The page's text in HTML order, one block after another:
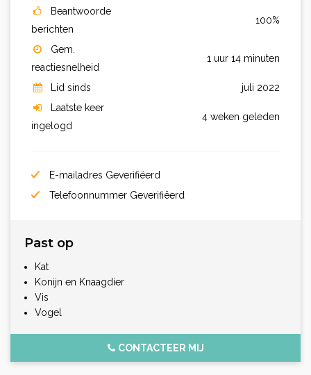
Beantwoorde
berichten
100%
Gem.
reactiesnelheid
1 uur 14 minuten
Lid sinds
juli 2022
Laatste keer
ingelogd
4 weken geleden
E-mailadres Geverifiëerd
Telefoonnummer Geverifiëerd
Past op
Kat
Konijn en Knaagdier
Vis
Vogel
CONTACTEER MIJ